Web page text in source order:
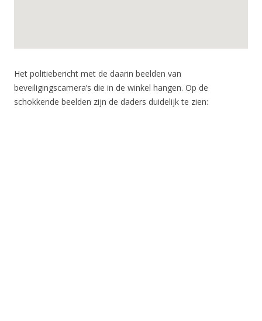
Het politiebericht met de daarin beelden van
beveiligingscamera’s die in de winkel hangen. Op de
schokkende beelden zijn de daders duidelijk te zien: